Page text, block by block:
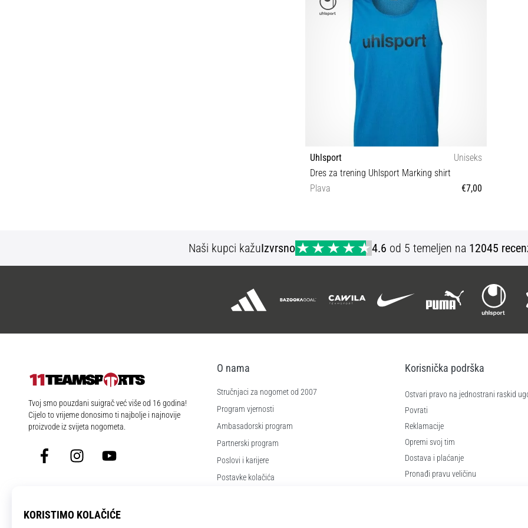
Uhlsport
Uniseks
Dres za trening Uhlsport Marking shirt
Plava
€7,00
Naši kupci kažuIzvrsno 4.6 od 5 temeljen na 12045
11teamsports.hr
Tvoj smo pouzdani suigrač već više od 16 godina!
Cijelo to vrijeme donosimo ti najbolje i najnovije
proizvode iz svijeta nogometa.
FacebookInstagramYouTube
O nama
Stručnjaci za nogomet od 2007
Program vjernosti
Ambasadorski program
Partnerski program
Poslovi i karijere
Postavke kolačića
Korisnička podrška
Ostvari pravo na jednostrani raskid
Povrati
Reklamacije
Opremi svoj tim
Dostava i plaćanje
Pronađi pravu veličinu